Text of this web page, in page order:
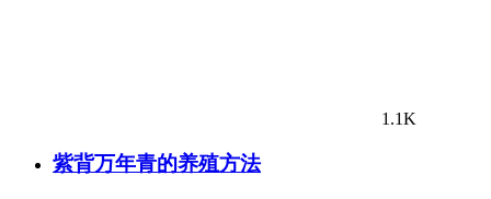
1.1K
紫背万年青的养殖方法